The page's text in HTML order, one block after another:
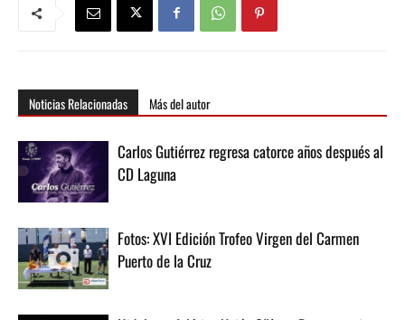
Noticias Relacionadas Más del autor
Carlos Gutiérrez regresa catorce años después al
CD Laguna
Fotos: XVI Edición Trofeo Virgen del Carmen
Puerto de la Cruz